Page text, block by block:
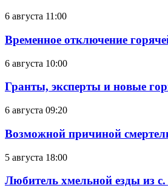
6 августа 11:00
Временное отключение
6 августа 10:00
Гранты, эксперты и новые
6 августа 09:20
Возможной причиной
5 августа 18:00
Любитель хмельной езды из